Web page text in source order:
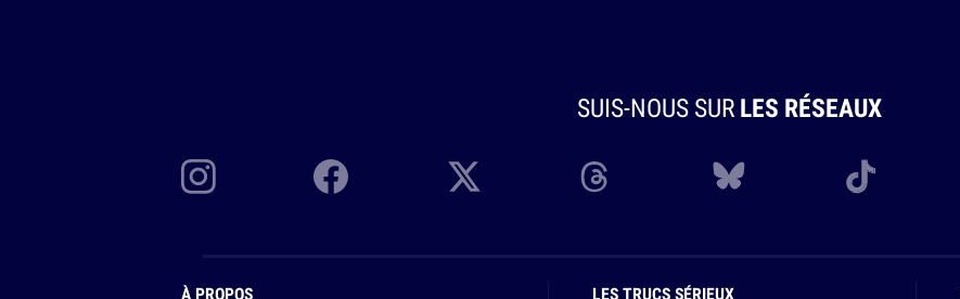
SUIS-NOUS SURLES RÉSEAUX
À PROPOS
LES TRUCS SÉRIEUX